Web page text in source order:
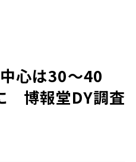
心は30～40
博報堂DY調査